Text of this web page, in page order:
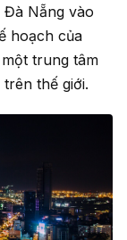
Đà Nẵng vào
hoạch của
trung tâm
thế giới.